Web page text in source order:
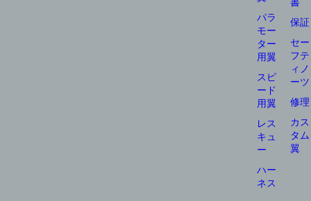
パラ
モー
ター
用翼
スピ
ード
用翼
レス
キュ
ー
ハー
ネス
保証
セー
フテ
ィノ
ーツ
修理
カス
タム
翼